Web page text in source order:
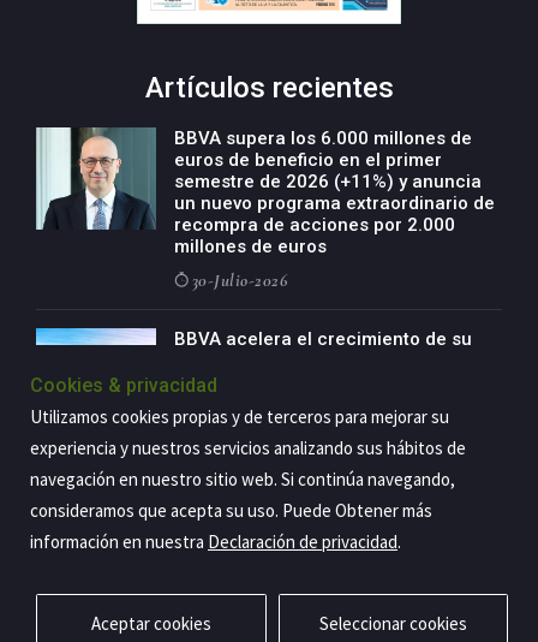
Artículos recientes
BBVA supera los 6.000 millones de
euros de beneficio en el primer
semestre de 2026 (+11%) y anuncia
un nuevo programa extraordinario de
recompra de acciones por 2.000
millones de euros
30-Julio-2026
BBVA acelera el crecimiento de su
de especialización presente en siete
29-Julio-2026
Copyright@2026 Estrategia Empresarial
Privacidad Aviso legal Política de cookies Contacto RSS
Cookies & privacidad
Utilizamos cookies propias y de terceros para mejorar su
experiencia y nuestros servicios analizando sus hábitos de
navegación en nuestro sitio web. Si continúa navegando,
consideramos que acepta su uso. Puede Obtener más
información en nuestra Declaración de privacidad.
Aceptar cookies Seleccionar cookies